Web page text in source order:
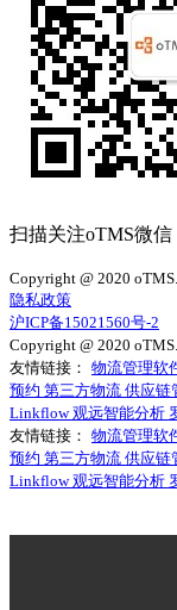
扫描关注oTMS微信
Copyright @ 2020
隐私政策
沪ICP备15021560号-2
Copyright @ 2020
友情链接： 物流管理软
预约 第三方物流 供应链
Linkflow观远智能分析
友情链接： 物流管理软
预约 第三方物流 供应链
Linkflow观远智能分析